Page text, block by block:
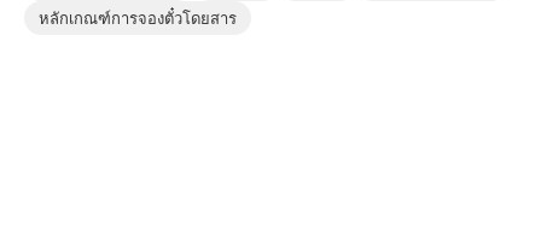
หลักเกณฑ์การจองตั๋วโดยสาร